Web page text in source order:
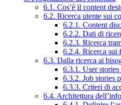
6.1. Cos’è il content
6.2. Ricerca utente sui
6.2.1. Content
6.2.2. Dati di
6.2.3. Ricerca
6.2.4. Ricerca sui
6.3. Dalla ricerca ai
6.3.1. User
6.3.2. Job stories
6.3.3. Criteri di
6.4. Architettura